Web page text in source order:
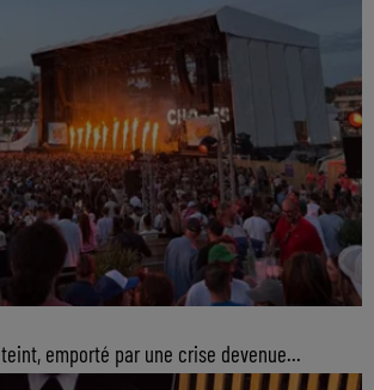
emporté par une crise devenue...